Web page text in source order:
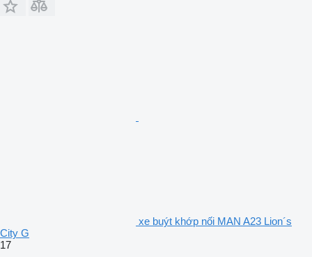
xe buýt khớp nối MAN A23 Lion´s
City G
17